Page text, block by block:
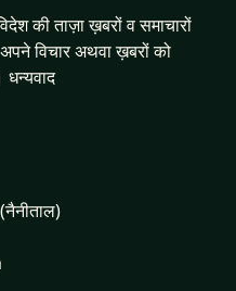
की ताज़ा ख़बरों व समाचारों
विचार अथवा ख़बरों को